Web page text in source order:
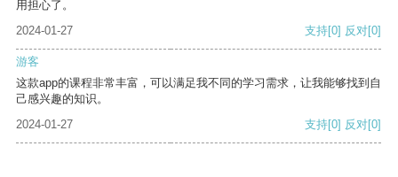
用担心了。
2024-01-27
支持[0] 反对[0]
游客
这款app的课程非常丰富，可以满足我不同的学习需求，让我能够找到自
己感兴趣的知识。
2024-01-27
支持[0] 反对[0]